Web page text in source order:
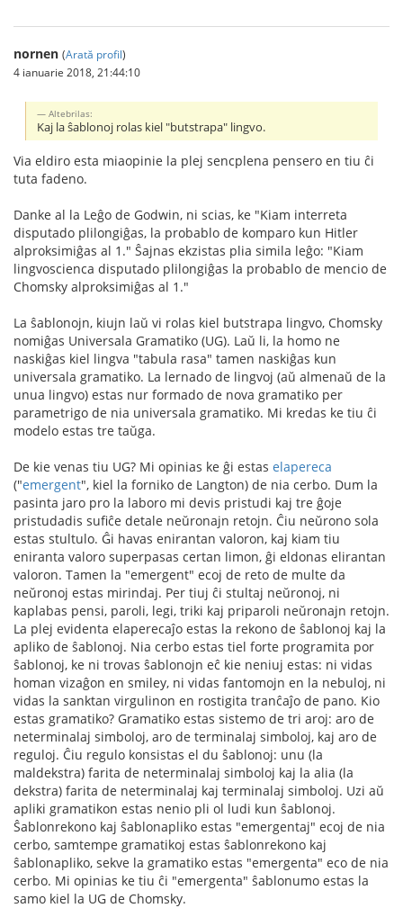
nornen (Arată profil)
4 ianuarie 2018, 21:44:10
Altebrilas:
Kaj la ŝablonoj rolas kiel "butstrapa" lingvo.
Via eldiro esta miaopinie la plej sencplena pensero en tiu ĉi
tuta fadeno.
Danke al la Leĝo de Godwin, ni scias, ke "Kiam interreta
disputado plilongiĝas, la probablo de komparo kun Hitler
alproksimiĝas al 1." Ŝajnas ekzistas plia simila leĝo: "Kiam
lingvoscienca disputado plilongiĝas la probablo de mencio de
Chomsky alproksimiĝas al 1."
La ŝablonojn, kiujn laŭ vi rolas kiel butstrapa lingvo, Chomsky
nomiĝas Universala Gramatiko (UG). Laŭ li, la homo ne
naskiĝas kiel lingva "tabula rasa" tamen naskiĝas kun
universala gramatiko. La lernado de lingvoj (aŭ almenaŭ de la
unua lingvo) estas nur formado de nova gramatiko per
parametrigo de nia universala gramatiko. Mi kredas ke tiu ĉi
modelo estas tre taŭga.
De kie venas tiu UG? Mi opinias ke ĝi estas elapereca
("emergent", kiel la forniko de Langton) de nia cerbo. Dum la
pasinta jaro pro la laboro mi devis pristudi kaj tre ĝoje
pristudadis sufiĉe detale neŭronajn retojn. Ĉiu neŭrono sola
estas stultulo. Ĝi havas enirantan valoron, kaj kiam tiu
eniranta valoro superpasas certan limon, ĝi eldonas elirantan
valoron. Tamen la "emergent" ecoj de reto de multe da
neŭronoj estas mirindaj. Per tiuj ĉi stultaj neŭronoj, ni
kaplabas pensi, paroli, legi, triki kaj priparoli neŭronajn retojn.
La plej evidenta elaperecaĵo estas la rekono de ŝablonoj kaj la
apliko de ŝablonoj. Nia cerbo estas tiel forte programita por
ŝablonoj, ke ni trovas ŝablonojn eĉ kie neniuj estas: ni vidas
homan vizaĝon en smiley, ni vidas fantomojn en la nebuloj, ni
vidas la sanktan virgulinon en rostigita tranĉaĵo de pano. Kio
estas gramatiko? Gramatiko estas sistemo de tri aroj: aro de
neterminalaj simboloj, aro de terminalaj simboloj, kaj aro de
reguloj. Ĉiu regulo konsistas el du ŝablonoj: unu (la
maldekstra) farita de neterminalaj simboloj kaj la alia (la
dekstra) farita de neterminalaj kaj terminalaj simboloj. Uzi aŭ
apliki gramatikon estas nenio pli ol ludi kun ŝablonoj.
Ŝablonrekono kaj ŝablonapliko estas "emergentaj" ecoj de nia
cerbo, samtempe gramatikoj estas ŝablonrekono kaj
ŝablonapliko, sekve la gramatiko estas "emergenta" eco de nia
cerbo. Mi opinias ke tiu ĉi "emergenta" ŝablonumo estas la
samo kiel la UG de Chomsky.